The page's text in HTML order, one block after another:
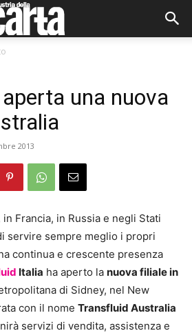
una nuova
2013
Francia, in Russia e negli Stati
servire sempre meglio i propri
continua e crescente presenza
Italia ha aperto la nuova filiale in
di Sidney, nel New
con il nome Transfluid Australia
servizi di vendita, assistenza e